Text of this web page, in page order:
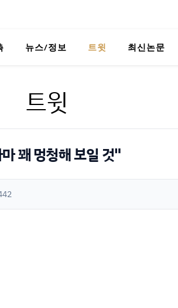
뉴스/정보 트윗 최신논문
트윗
꽤 멍청해 보일 것"